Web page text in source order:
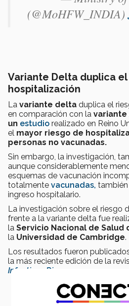
(@MoHFW_INDIA)
Variante Delta duplica
hospitalización
La variante delta duplica el
en comparación con la variante
un estudio realizado en Reino
el mayor riesgo de
personas no vacunadas.
Sin embargo, la investigación,
aunque considerablemente
esquemas de vacunación
totalmente vacunadas, también
ingreso hospitalario.
La investigación sobre el riesgo
frente a la variante delta fue
la Servicio Nacional de Salud
la Universidad de Cambridge.
Los resultados fueron
la más reciente edición de la
Infectious Diseases